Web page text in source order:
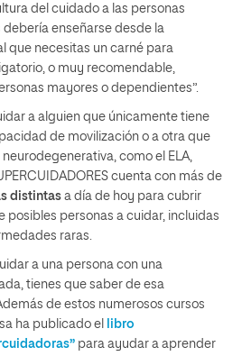
del cuidado a las personas
enseñarse desde la
que necesitas un carné para
o muy recomendable,
mayores o dependientes”.
a alguien que únicamente tiene
de movilización o a otra que
como el ELA,
cuenta con más de
distintas a día de hoy para cubrir
posibles personas a cuidar, incluidas
raras.
a una persona con una
tienes que saber de esa
de estos numerosos cursos
ha publicado el
libro
para ayudar a aprender